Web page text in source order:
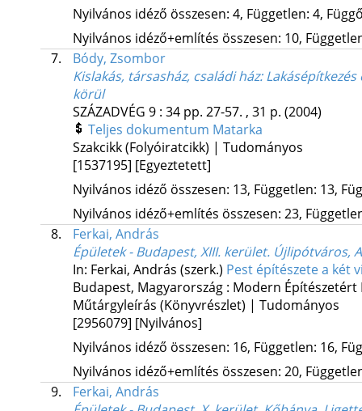
Nyilvános idéző összesen: 4, Független: 4,
Nyilvános idéző+említés összesen: 10,
7.
Bódy, Zsombor
Kislakás, társasház, családi ház:
körül
SZÁZADVÉG 9: 34 pp. 27-57. , 31 p. (2004)
Teljes dokumentum Matarka
Szakcikk (Folyóiratcikk) | Tudományos
[1537195] [Egyeztetett]
Nyilvános idéző összesen: 13, Független: 13,
Nyilvános idéző+említés összesen: 23,
8.
Ferkai, András
Épületek - Budapest, XIII. kerület. Újlipótváros,
In: Ferkai, András (szerk.) Pest építészete a két
Budapest, Magyarország : Modern Építészetért
Műtárgyleírás (Könyvrészlet) | Tudományos
[2956079] [Nyilvános]
Nyilvános idéző összesen: 16, Független: 16,
Nyilvános idéző+említés összesen: 20,
9.
Ferkai, András